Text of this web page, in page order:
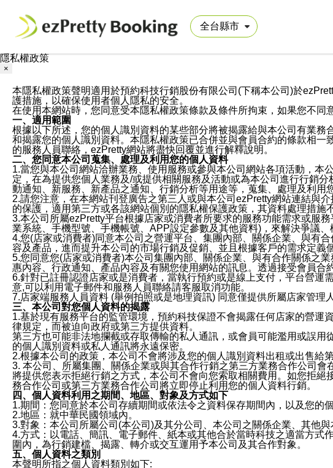
隱私權政策
×
本隱私權政策聲明適用於預約科技行銷股份有限公司(下稱本公司)於
護措施，以確保使用者個人隱私的安全。
在使用本網站時，您同意受本隱私權政策條款及條件所拘束，如果您不同
一、適用範圍
根據以下所述，您的個人識別資料的某些部分將被揭露給與本公司有業
和揭露您的個人識別資料。本隱私權政策已合併並與會員合約的條款相
的服務人員聯絡，ezPretty網站將盡快回覆並進行解釋說明。
二、您同意本公司蒐集、處理及利用您的個人資料
1.當您與本公司網站洽辦業務、使用服務或參與本公司網站各項活動，
定，在為提供您個人業務及/或提供相關服務及活動或為本公司進行行銷
動通知、新服務、新產品之通知、行銷分析等用途等，蒐集、處理及利用
2.請您注意，在本網站刊登廣告之第三人或與本公司ezPretty網站連結與
的保護，適用第三方或各該網站個別的隱私權保護政策，其資料處理措
3.本公司所屬ezPretty平台根據店家或消費者所要求的服務功能需求或服
業系統、手機型號、手機帳號、APP設定參數及其他資料)，來解決爭議
4.您(店家或消費者)同意本公司之營運平台、集團內部、關係企業、與有
容及產品，進而提升本公司的市場行銷及促銷、並且根據客戶的需求定
5.您同意您(店家或消費者)本公司集團內部、關係企業、與有合作關係之
惠內容、行政通知、產品內容及有關您使用網站的訊息。透過接受會員
6.針對已註冊認證店家或是消費者，當執行預約或是線上支付，平台營
意,可以利用電子郵件和服務人員聯絡請客服取消功能。
7.店家端服務人員資料 (舉例拍照或是地理資訊) 同意僅提供所屬店家管
三、本公司對您個人資料的揭露
1.基於現有服務平台的監管環境，預約科技保證不會揭露任何店家的營
律規定，而被迫向政府或第三方提供資料。
第三方也可能非法地攔截或存取傳輸的私人通訊，或會員可能濫用或誤
的個人識別資料或私人通訊將永遠保密。
2.根據本公司的政策，本公司不會將涉及您的個人識別資料出租或出售給第
3. 本公司、所屬集團、關係企業或與其合作行銷之第三方業務合作公司
將提供您表示拒絕行銷之方式，本公司不會向您索取相關費用。如您拒
務合作公司或第三方業務合作公司將立即停止利用您的個人資料行銷。
四、個人資料利用之期間、地區、對象及方式如下
1.期間：您同意於本公司存續期間或依法令之資料保存期間內，以及您的
2.地區：就中華民國領域內。
3.對象：本公司所屬公司(本公司)及其分公司、本公司之關係企業、其他與
4.方式：以電話、簡訊、電子郵件、紙本或其他合於當時科技之適當方
圍內，為行銷建檔、揭露、轉介或交互運用予本公司及其合作對象。
五、個人資料之類別
本聲明所指之個人資料類別如下: